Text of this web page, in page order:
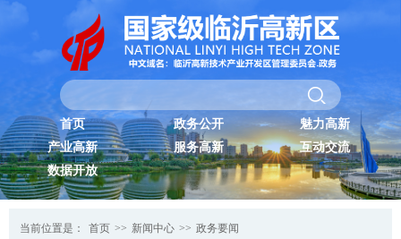
首页 政务公开
魅力高新
产业高新
服务高新
互动交流
数据开放
当前位置是： 首页 >> 新闻中心 >> 政务要闻